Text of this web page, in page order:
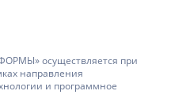
осуществляется при
направления
и программное